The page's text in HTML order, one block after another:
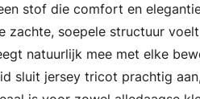
stof die comfort en
zachte, soepele structuur
natuurlijk mee met elke
sluit jersey tricot prachtig